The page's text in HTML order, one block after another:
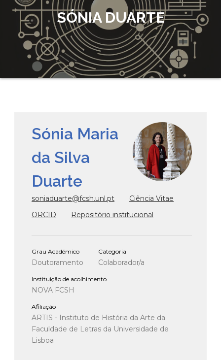
SÓNIA DUARTE
Sónia Maria
da Silva
Duarte
soniaduarte@fcsh.unl.pt
Ciência Vitae
ORCID
Repositório institucional
Grau Académico
Doutoramento
Categoria
Colaborador/a
Instituição de acolhimento
NOVA FCSH
Afiliação
ARTIS - Instituto de História da Arte da
Faculdade de Letras da Universidade de
Lisboa